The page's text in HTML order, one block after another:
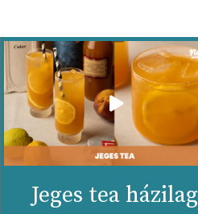
Jeges tea házilag